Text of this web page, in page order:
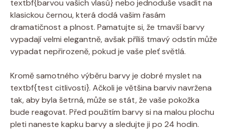
textbf{barvou vašich vlasů} nebo jednoduše vsadit na
klasickou černou, která dodá vašim řasám
dramatičnost a plnost. Pamatujte si, že tmavší barvy
vypadají velmi elegantně, avšak příliš tmavý odstín může
vypadat nepřirozeně, pokud je vaše pleť světlá.
Kromě samotného výběru barvy je dobré myslet na
textbf{test citlivosti}. Ačkoli je většina barviv navržena
tak, aby byla šetrná, může se stát, že vaše pokožka
bude reagovat. Před použitím barvy si na malou plochu
pleti naneste kapku barvy a sledujte ji po 24 hodin.